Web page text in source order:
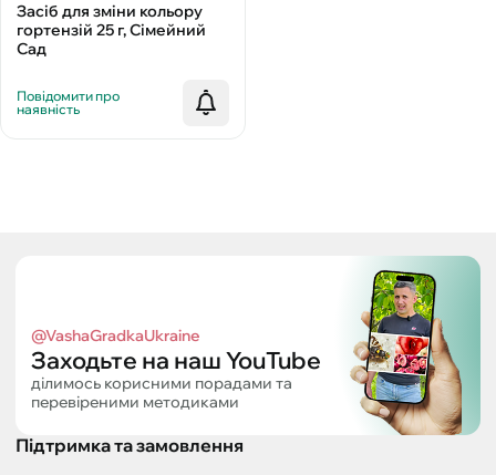
Засіб для зміни кольору
гортензій 25 г, Сімейний
Сад
Повідомити про
наявність
@VashaGradkaUkraine
Заходьте на наш YouTube
ділимось корисними порадами та
перевіреними методиками
Підтримка та замовлення